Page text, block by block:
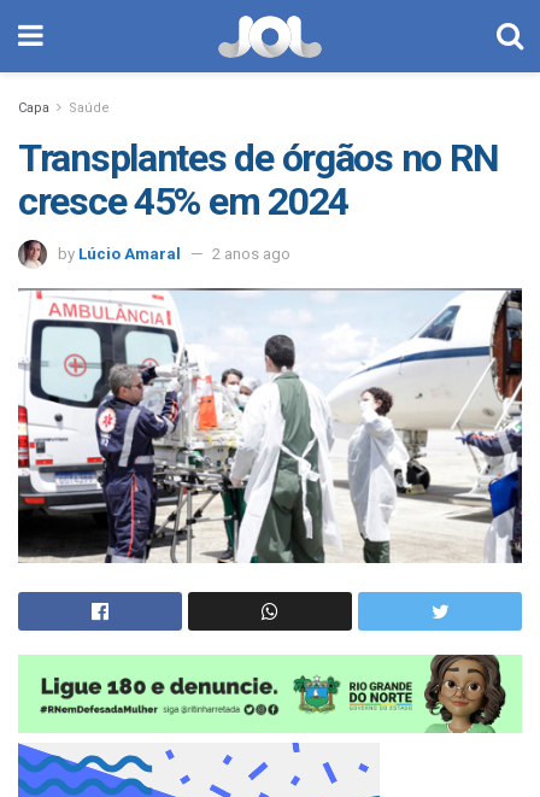
Capa Saúde
Transplantes de órgãos no RN
cresce 45% em 2024
by Lúcio Amaral 2 anos ago